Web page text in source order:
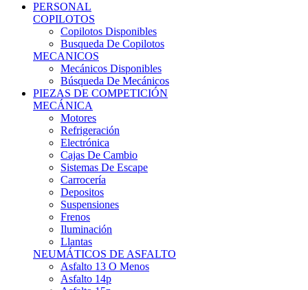
PERSONAL
COPILOTOS
Copilotos Disponibles
Busqueda De Copilotos
MECANICOS
Mecánicos Disponibles
Búsqueda De Mecánicos
PIEZAS DE COMPETICIÓN
MECÁNICA
Motores
Refrigeración
Electrónica
Cajas De Cambio
Sistemas De Escape
Carrocería
Depositos
Suspensiones
Frenos
Iluminación
Llantas
NEUMÁTICOS DE ASFALTO
Asfalto 13 O Menos
Asfalto 14p